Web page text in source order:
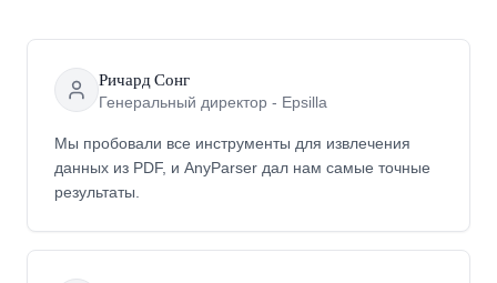
Ричард Сонг
Генеральный директор - Epsilla
Мы пробовали все инструменты для извлечения
данных из PDF, и AnyParser дал нам самые точные
результаты.